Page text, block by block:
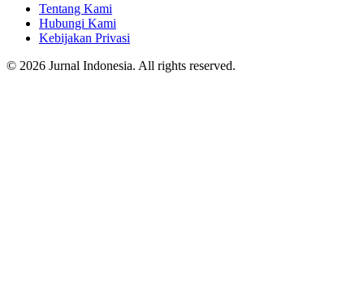
Tentang Kami
Hubungi Kami
Kebijakan Privasi
© 2026 Jurnal Indonesia. All rights reserved.